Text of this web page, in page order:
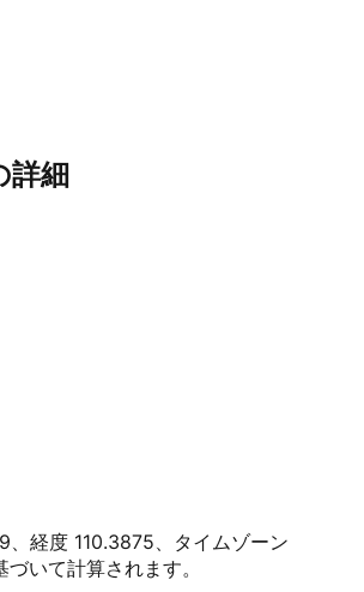
詳細
、経度 110.3875、タイムゾーン
いて計算されます。